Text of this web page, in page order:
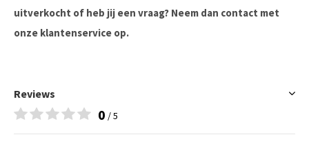
uitverkocht of heb jij een vraag? Neem dan contact met
onze klantenservice op.
Reviews
0 / 5